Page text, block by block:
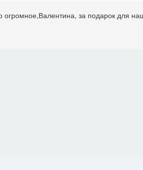
огромное,Валентина, за подарок для